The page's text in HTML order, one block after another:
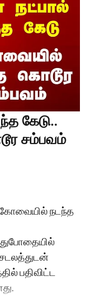
கேடு..
சம்பவம்
கோவையில் நடந்த
பதிவிட்ட